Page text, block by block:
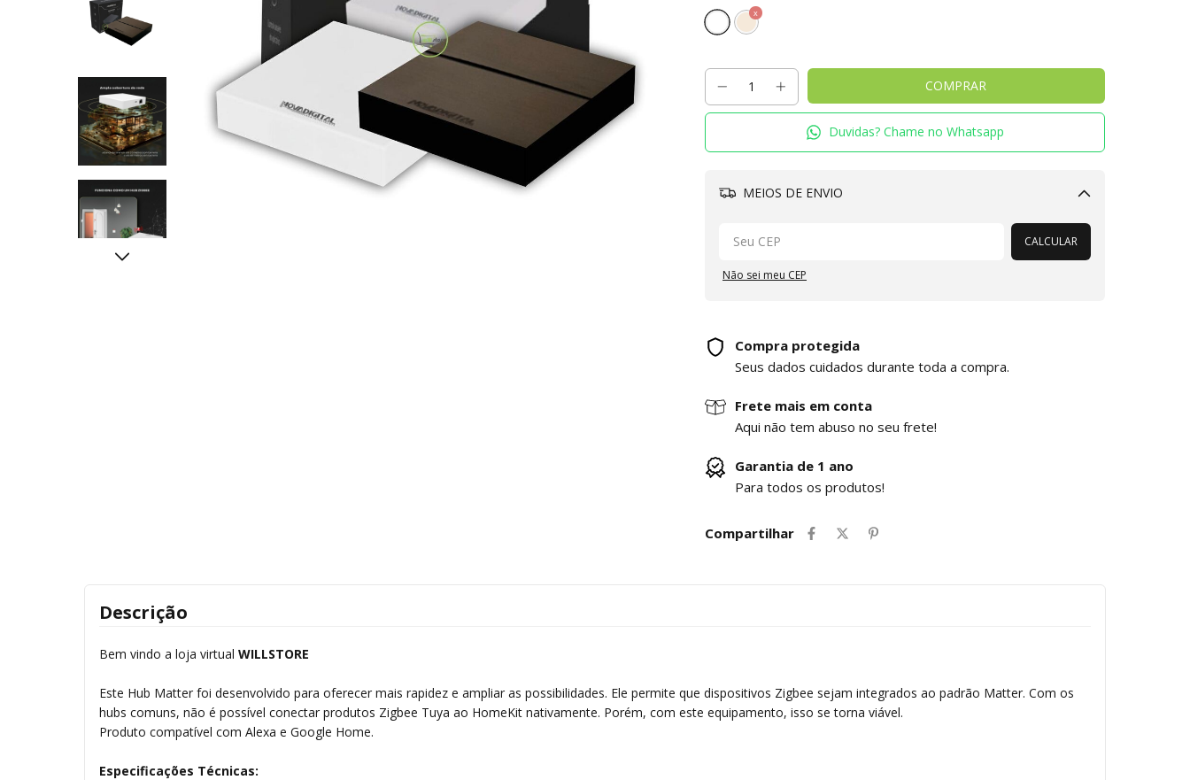
Duvidas? Chame no Whatsapp
MEIOS DE ENVIO
Alterar CEP
CALCULAR
Não sei meu CEP
Compra protegida
Seus dados cuidados durante toda a compra.
Frete mais em conta
Aqui não tem abuso no seu frete!
Garantia de 1 ano
Para todos os produtos!
Compartilhar
Descrição
Bem vindo a loja virtual WILLSTORE
Este Hub Matter foi desenvolvido para oferecer mais rapidez e ampliar as possibilidades. Ele permite que dispositivos Zigbee sejam integrados ao padrão Matter. Com os
hubs comuns, não é possível conectar produtos Zigbee Tuya ao HomeKit nativamente. Porém, com este equipamento, isso se torna viável.
Produto compatível com Alexa e Google Home.
Especificações Técnicas: